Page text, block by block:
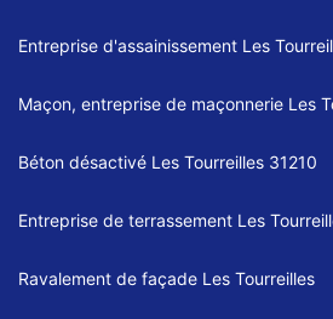
Entreprise d'assainissement Les
Maçon, entreprise de maçonnerie Les
Béton désactivé Les Tourreilles 31210
Entreprise de terrassement Les
Ravalement de façade Les Tourreilles